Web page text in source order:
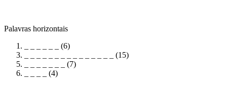
Palavras horizontais
_ _ _ _ _ _ (6)
_ _ _ _ _ _ _ _ _ _ _ _ _ _ _ (15)
_ _ _ _ _ _ _ (7)
_ _ _ _ (4)